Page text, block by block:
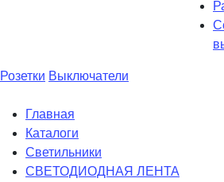
Розетки Выключатели
Главная
Каталоги
Светильники
СВЕТОДИОДНАЯ ЛЕНТА